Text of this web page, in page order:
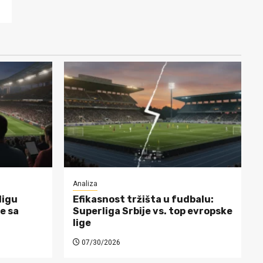
sa
Analiza
Efikasnost tržišta u fudbalu:
Superliga Srbije vs. top evropske
lige
07/30/2026